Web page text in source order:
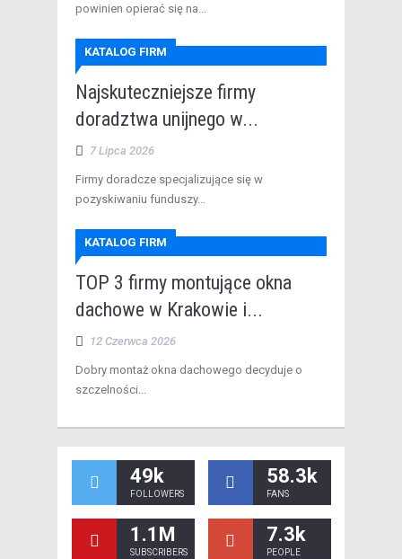
powinien opierać się na...
KATALOG FIRM
Najskuteczniejsze firmy
doradztwa unijnego w...
7 Lipca 2026
​Firmy doradcze specjalizujące się w
pozyskiwaniu funduszy...
KATALOG FIRM
TOP 3 firmy montujące okna
dachowe w Krakowie i...
12 Czerwca 2026
​Dobry montaż okna dachowego decyduje o
szczelności...
49k
FOLLOWERS
58.3k
FANS
1.1M
SUBSCRIBERS
7.3k
PEOPLE